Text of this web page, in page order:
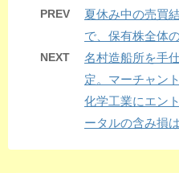
PREV
夏休み中の売買
で、保有株全体
NEXT
名村造船所を手
定。マーチャン
化学工業にエン
ータルの含み損